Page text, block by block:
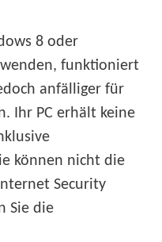
8 oder
funktioniert
anfälliger für
Ihr PC erhält keine
können nicht die
Security
Sie die